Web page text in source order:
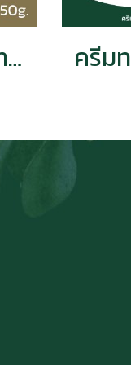
ภูมิพฤกษา ครีมทาผิว ยูวี ไวท์ เทนนิ่ง บิวตี้สกิน ครีม กีวี & แอปเปิ้ล 350g. CODE 9338-2